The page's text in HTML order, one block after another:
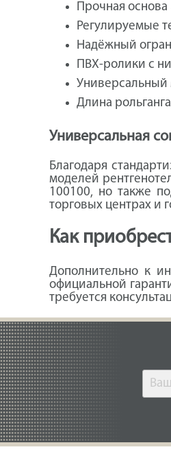
Прочная
Регулируемые
Надёжный
ПВХ-ролики с
Универсальный
Длина
Универсальная
Благодаря
моделей
100100, но также
торговых центрах и
Как
Дополнительно к
официальной
требуется